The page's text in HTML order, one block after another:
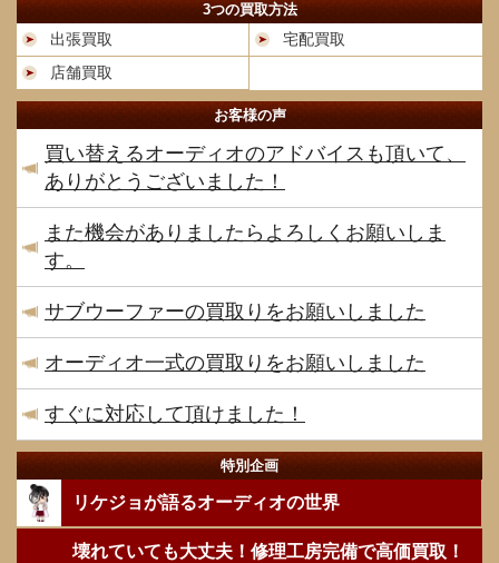
3つの買取方法
出張買取
宅配買取
店舗買取
お客様の声
買い替えるオーディオのアドバイスも頂いて、
ありがとうございました！
また機会がありましたらよろしくお願いしま
す。
サブウーファーの買取りをお願いしました
オーディオ一式の買取りをお願いしました
すぐに対応して頂けました！
特別企画
リケジョが語るオーディオの世界
壊れていても大丈夫！修理工房完備で高価買取！